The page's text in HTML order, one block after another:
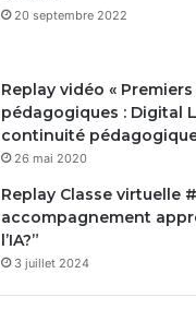
20 septembre 2022
Replay vidéo «
pédagogiques : Digital
continuité
26 mai 2020
Replay Classe virtuelle
accompagnement
l’IA?”
3 juillet 2024